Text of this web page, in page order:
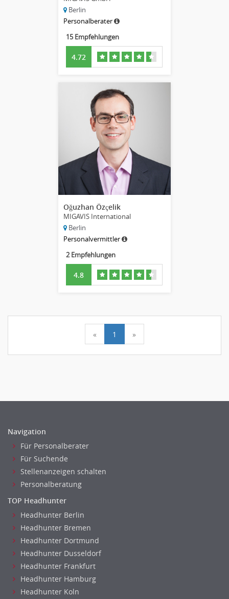
Berlin
Personalberater
15 Empfehlungen
4.72
Oğuzhan Özçelik
MIGAVIS International
Berlin
Personalvermittler
2 Empfehlungen
4.8
« 1 »
Navigation
Für Personalberater
Für Suchende
Stellenanzeigen schalten
Personalberatung
TOP Headhunter
Headhunter Berlin
Headhunter Bremen
Headhunter Dortmund
Headhunter Dusseldorf
Headhunter Frankfurt
Headhunter Hamburg
Headhunter Koln